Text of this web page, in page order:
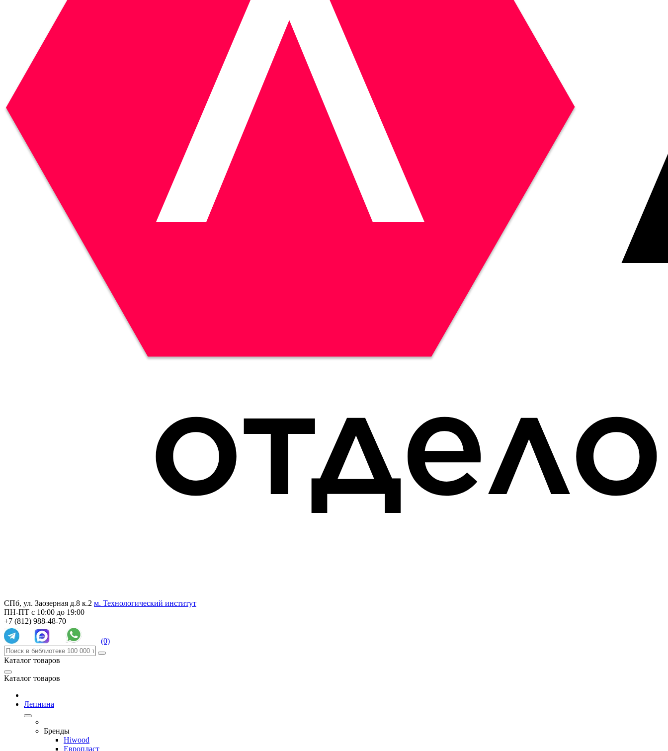
СПб, ул. Заозерная д.8 к.2 м. Технологический институт
ПН-ПТ с 10:00 до 19:00
+7 (812) 988-48-70
(0)
Каталог товаров
Каталог товаров
Лепнина
Бренды
Hiwood
Европласт